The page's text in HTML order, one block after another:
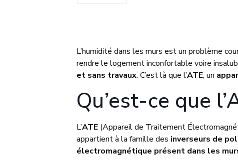
L’humidité dans les murs est un problème
rendre le logement inconfortable voire
et sans travaux. C’est là que l’ATE, un
Qu’est-ce que
L’ATE(Appareil de Traitement
appartient à la famille des inverseurs de
électromagnétique présent dans les